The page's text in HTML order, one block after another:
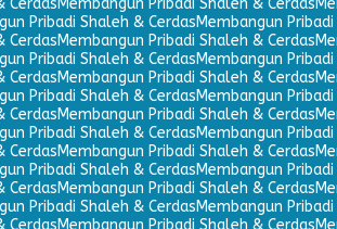
CerdasMembangun Pribadi Shaleh & Cerdas
Pribadi Shaleh & CerdasMembangun
CerdasMembangun Pribadi Shaleh & Cerdas
Pribadi Shaleh & CerdasMembangun
CerdasMembangun Pribadi Shaleh & Cerdas
Pribadi Shaleh & CerdasMembangun
CerdasMembangun Pribadi Shaleh & Cerdas
Pribadi Shaleh & CerdasMembangun
CerdasMembangun Pribadi Shaleh & Cerdas
Pribadi Shaleh & CerdasMembangun
CerdasMembangun Pribadi Shaleh & Cerdas
Pribadi Shaleh & CerdasMembangun
CerdasMembangun Pribadi Shaleh & Cerdas